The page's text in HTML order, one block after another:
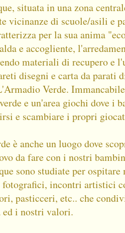
situata in una zona
vicinanze di scuole/asili e
per la sua anima
e accogliente,
materiali di recupero e
disegni e carta da parati
Verde.
e un'area giochi dove i
e scambiare i propri
è anche un luogo dove
da fare con i nostri
sono studiate per
fotografici, incontri artistici
pasticceri, etc.. che
ed i nostri valori.